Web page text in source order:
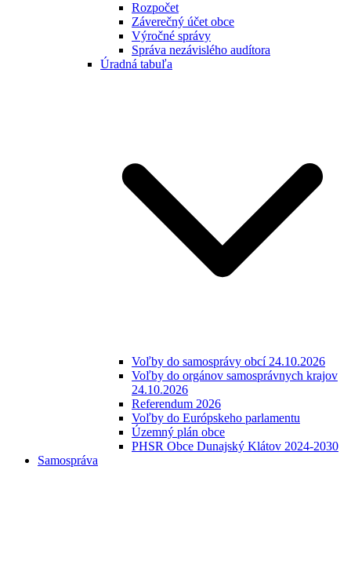
Rozpočet
Záverečný účet obce
Výročné správy
Správa nezávislého audítora
Úradná tabuľa
Voľby do samosprávy obcí 24.10.2026
Voľby do orgánov samosprávnych krajov
24.10.2026
Referendum 2026
Voľby do Európskeho parlamentu
Územný plán obce
PHSR Obce Dunajský Klátov 2024-2030
Samospráva